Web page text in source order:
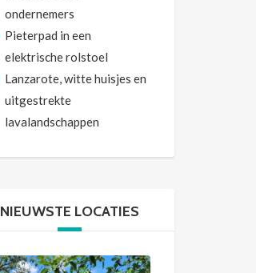
ondernemers
Pieterpad in een
elektrische rolstoel
Lanzarote, witte huisjes en
uitgestrekte
lavalandschappen
NIEUWSTE LOCATIES